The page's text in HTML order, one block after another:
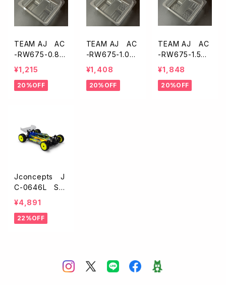
TEAM AJ AC
-RW675-0.8
1/10EPバギー用
ウイング【6.75イ
ンチ/0.8mm厚】
¥1,215
20%OFF
TEAM AJ AC
-RW675-1.0
1/10EPバギー用
ウイング【6.75イ
ンチ/1.0mm厚】
¥1,408
20%OFF
TEAM AJ AC
-RW675-1.5
1/10EPバギー用
ウイング【6.75イ
ンチ/1.5mm厚】
¥1,848
20%OFF
Jconcepts J
C-0646L S15
- XRAY XB4 2
024用ボディー
【ライトウェイト】
¥4,891
22%OFF